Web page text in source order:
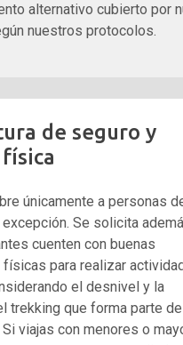
alternativo cubierto por
nuestros protocolos.
de seguro y
únicamente a personas
Se solicita
cuenten con buenas
para realizar
el desnivel y la
trekking que forma parte
viajas con menores o